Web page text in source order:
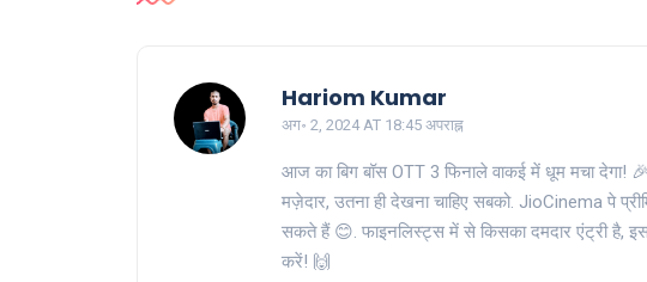
Hariom Kumar
अग॰ 2, 2024 AT 18:45 अपराह्न
आज का बिग बॉस OTT 3 फिनाले वाकई में धूम मचा देगा!
मज़ेदार, उतना ही देखना चाहिए सबको. JioCinema पे
सकते हैं 😊. फाइनलिस्ट्स में से किसका दमदार एंट्री है,
करें! 🙌